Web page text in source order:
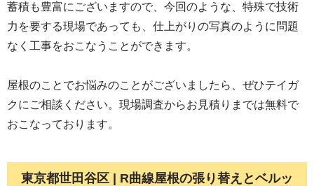
蓄積も豊富にございますので、今回のような、特殊で技術
力を要する現場であっても、仕上がりの写真のように問題
なく工事をおこなうことができます。
屋根のことでお悩みのことがございましたら、ぜひテイガ
クにご相談ください。現場調査からお見積りまでは無料で
おこなっております。
東京都世田谷区 | R曲線屋根の張り替えとベルッ